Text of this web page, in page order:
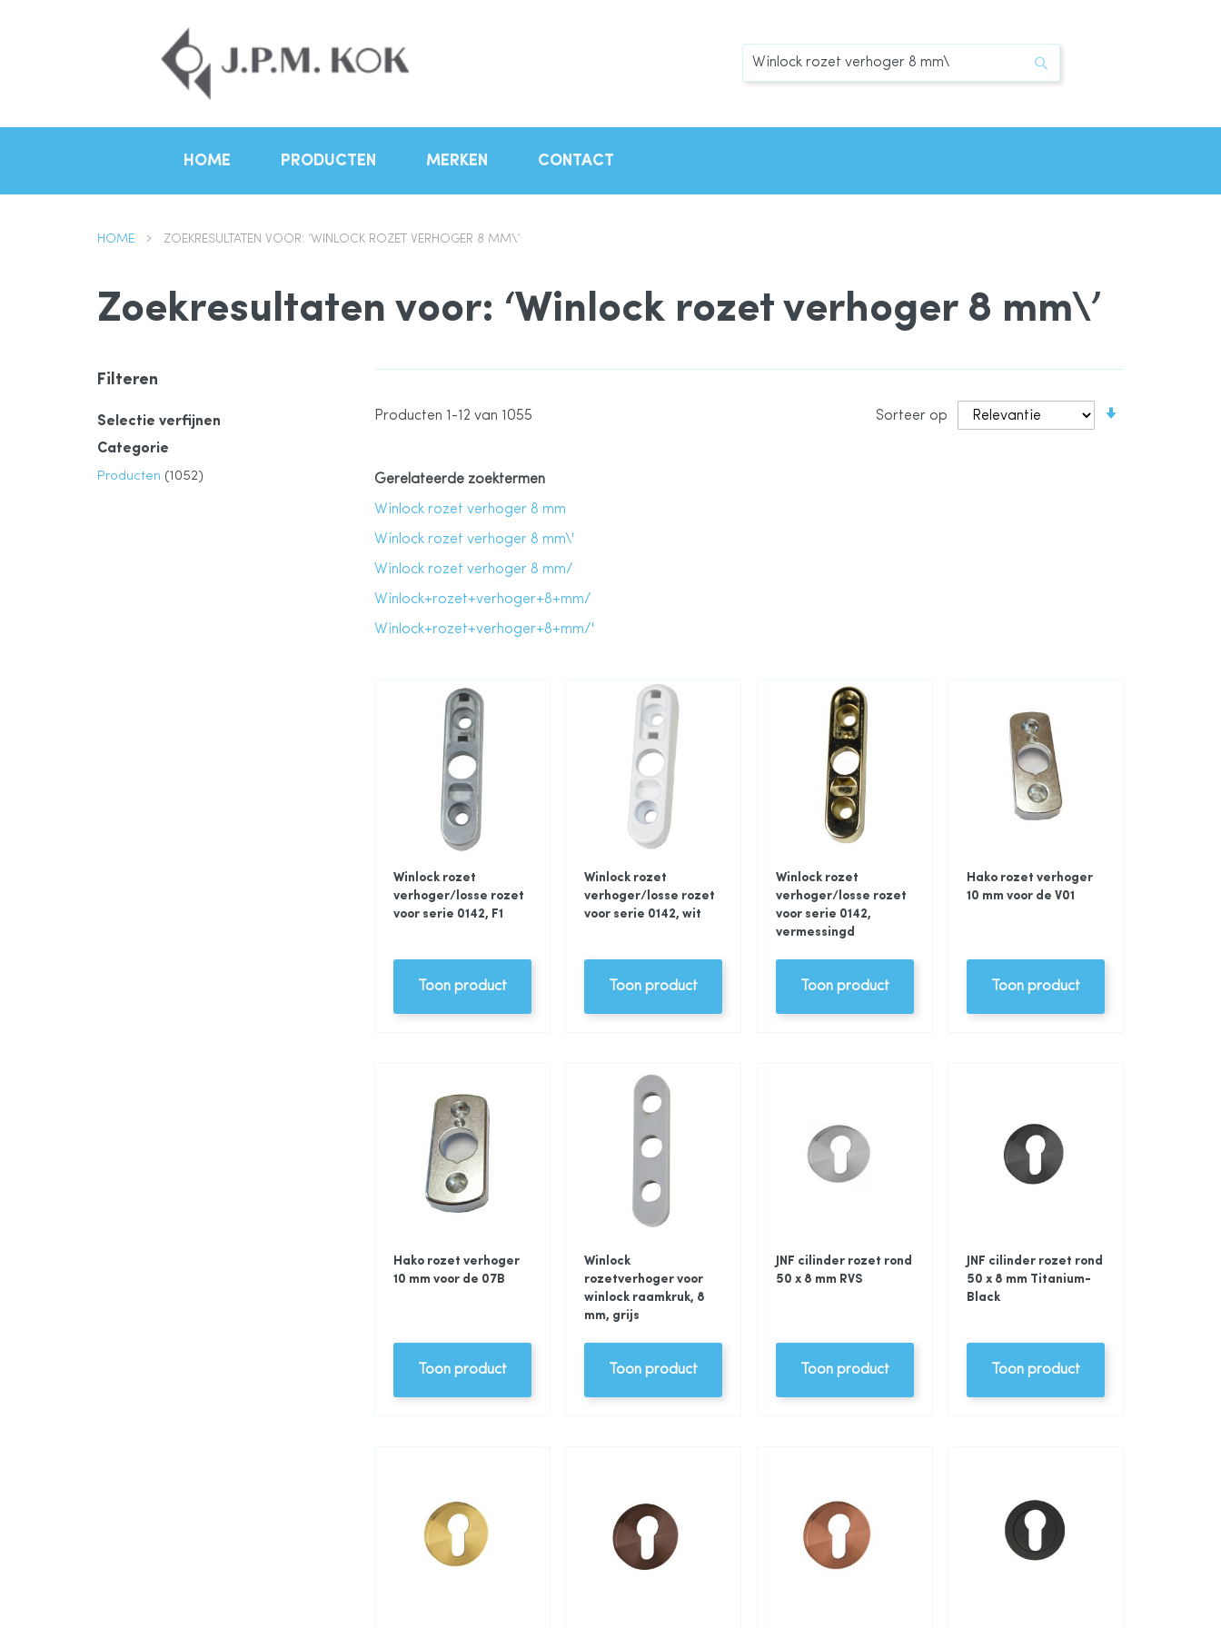
Zoek Zoek
HOME PRODUCTEN MERKEN CONTACT
HOME ZOEKRESULTATEN VOOR: ‘WINLOCK ROZET VERHOGER 8 MM\’
Zoekresultaten voor: ‘Winlock rozet verhoger 8 mm\’
Producten 1-12 van 1055 Sorteer op
Gerelateerde zoektermen
Winlock rozet verhoger 8 mm
Winlock rozet verhoger 8 mm\'
Winlock rozet verhoger 8 mm/
Winlock+rozet+verhoger+8+mm/
Winlock+rozet+verhoger+8+mm/'
Winlock rozet
verhoger/losse rozet
voor serie 0142, F1
Toon product
Winlock rozet
verhoger/losse rozet
voor serie 0142, wit
Toon product
Winlock rozet
verhoger/losse rozet
voor serie 0142,
vermessingd
Toon product
Hako rozet verhoger
10 mm voor de V01
Toon product
Hako rozet verhoger
10 mm voor de 07B
Toon product
Winlock
rozetverhoger voor
winlock raamkruk, 8
mm, grijs
Toon product
JNF cilinder rozet rond
50 x 8 mm RVS
Toon product
JNF cilinder rozet rond
50 x 8 mm Titanium-
Black
Toon product
Filteren
Selectie verfijnen
Categorie
Producten 1052
product